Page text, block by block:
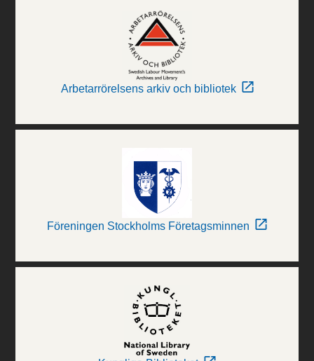
Arbetarrörelsens arkiv och bibliotek
Föreningen Stockholms Företagsminnen